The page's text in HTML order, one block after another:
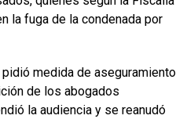
la fuga de la condenada por
medida de aseguramiento
de los abogados
la audiencia y se reanudó